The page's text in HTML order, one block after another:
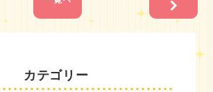
カテゴリー